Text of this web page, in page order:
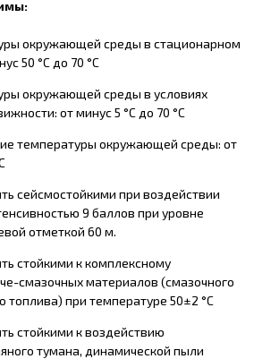
окружающей среды в стационарном
50 °С до 70 °С
окружающей среды в условиях
от минус 5 °С до 70 °С
температуры окружающей среды: от
сейсмостойкими при воздействии
9 баллов при уровне
отметкой 60 м.
стойкими к комплексному
смазочных материалов (смазочного
топлива) при температуре 50±2 °С
стойкими к воздействию
тумана, динамической пыли